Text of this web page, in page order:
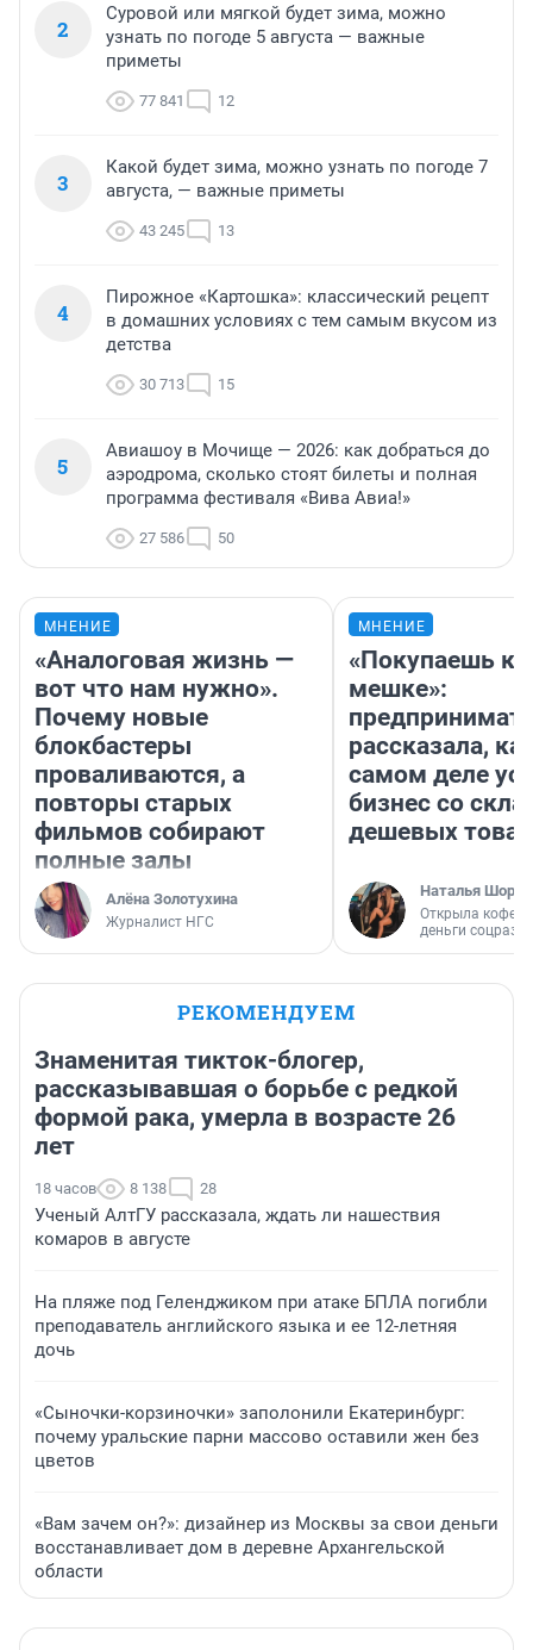
2
Суровой или мягкой будет зима, можно
узнать по погоде 5 августа — важные
приметы
77 841 12
3
Какой будет зима, можно узнать по погоде 7
августа, — важные приметы
43 245 13
4
Пирожное «Картошка»: классический рецепт
в домашних условиях с тем самым вкусом из
детства
30 713 15
5
Авиашоу в Мочище — 2026: как добраться до
аэродрома, сколько стоят билеты и полная
программа фестиваля «Вива Авиа!»
27 586 50
МНЕНИЕ
«Аналоговая жизнь —
вот что нам нужно».
Почему новые
блокбастеры
проваливаются, а
повторы старых
фильмов собирают
полные залы
Алёна Золотухина
Журналист НГС
МНЕНИЕ
«Покупаешь
мешке»:
рассказала,
самом деле
бизнес со
дешевых
Наталья
Открыла
деньги
РЕКОМЕНДУЕМ
Знаменитая тикток-блогер,
рассказывавшая о борьбе с редкой
формой рака, умерла в возрасте 26
лет
18 часов 8 138 28
Ученый АлтГУ рассказала, ждать ли нашествия
комаров в августе
На пляже под Геленджиком при атаке БПЛА погибли
преподаватель английского языка и ее 12-летняя
дочь
«Сыночки-корзиночки» заполонили Екатеринбург:
почему уральские парни массово оставили жен без
цветов
«Вам зачем он?»: дизайнер из Москвы за свои деньги
восстанавливает дом в деревне Архангельской
области